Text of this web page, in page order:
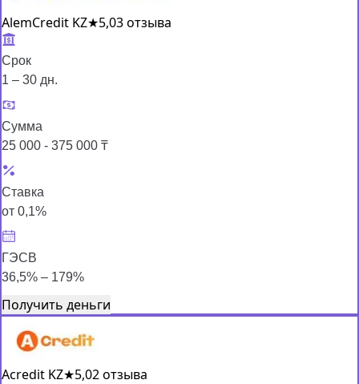
AlemCredit KZ★5,03 отзыва
Срок
1 – 30 дн.
Сумма
25 000 - 375 000 ₸
Ставка
от 0,1%
ГЭСВ
36,5% – 179%
Получить деньги
Acredit KZ★5,02 отзыва